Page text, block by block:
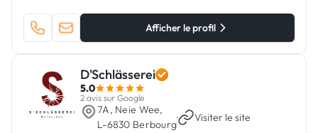
Afficher le profil
D'Schlässerei
5.0
2 avis sur Google
7A, Neie Wee,
L-6830 Berbourg
· Visiter le site